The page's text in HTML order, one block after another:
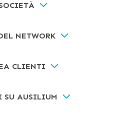
NETWORK
CLIENTI
SU AUSILIUM